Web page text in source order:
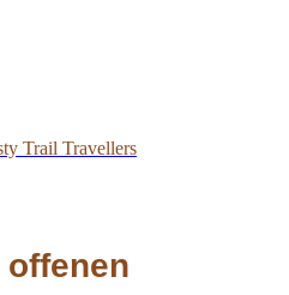
Trail Travellers
offenen